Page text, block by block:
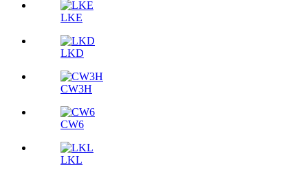
LKE
LKD
CW3H
CW6
LKL